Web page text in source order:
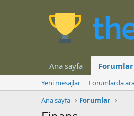
Ana sayfa Forumlar
Yeni mesajlar
Forumlarda
Ana sayfa
Forumlar